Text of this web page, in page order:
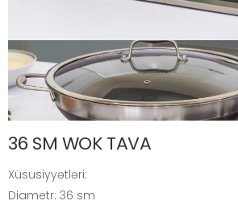
36 SM WOK TAVA
Xüsusiyyətləri:
Diametr: 36 sm